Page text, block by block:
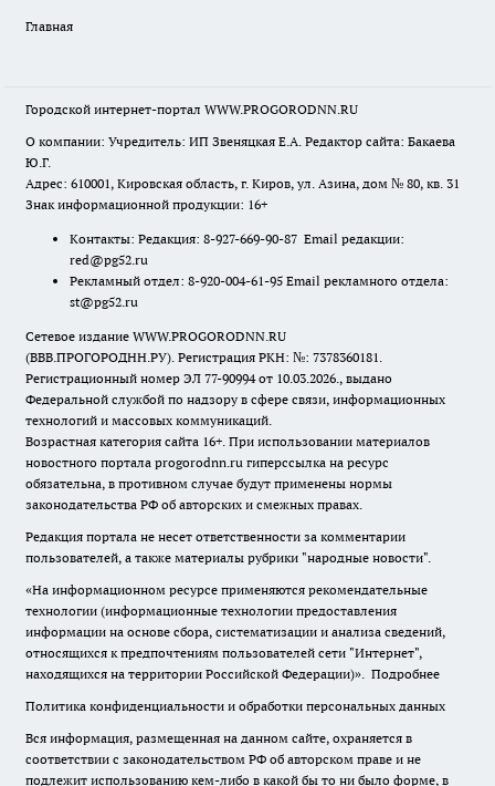
Главная
Городской интернет-портал WWW.PROGORODNN.RU
О компании: Учредитель: ИП Звеняцкая Е.А. Редактор сайта: Бакаева
Ю.Г.
Адрес: 610001, Кировская область, г. Киров, ул. Азина, дом № 80, кв. 31
Знак информационной продукции: 16+
Контакты: Редакция: 8-927-669-90-87 Email редакции:
red@pg52.ru
Рекламный отдел: 8-920-004-61-95 Email рекламного отдела:
st@pg52.ru
Сетевое издание WWW.PROGORODNN.RU
(ВВВ.ПРОГОРОДНН.РУ). Регистрация РКН: №: 7378360181.
Регистрационный номер ЭЛ 77-90994 от 10.03.2026., выдано
Федеральной службой по надзору в сфере связи, информационных
технологий и массовых коммуникаций.
Возрастная категория сайта 16+. При использовании материалов
новостного портала progorodnn.ru гиперссылка на ресурс
обязательна, в противном случае будут применены нормы
законодательства РФ об авторских и смежных правах.
Редакция портала не несет ответственности за комментарии
пользователей, а также материалы рубрики "народные новости".
«На информационном ресурсе применяются рекомендательные
технологии (информационные технологии предоставления
информации на основе сбора, систематизации и анализа сведений,
относящихся к предпочтениям пользователей сети "Интернет",
находящихся на территории Российской Федерации)». Подробнее
Политика конфиденциальности и обработки персональных данных
Вся информация, размещенная на данном сайте, охраняется в
соответствии с законодательством РФ об авторском праве и не
подлежит использованию кем-либо в какой бы то ни было форме, в